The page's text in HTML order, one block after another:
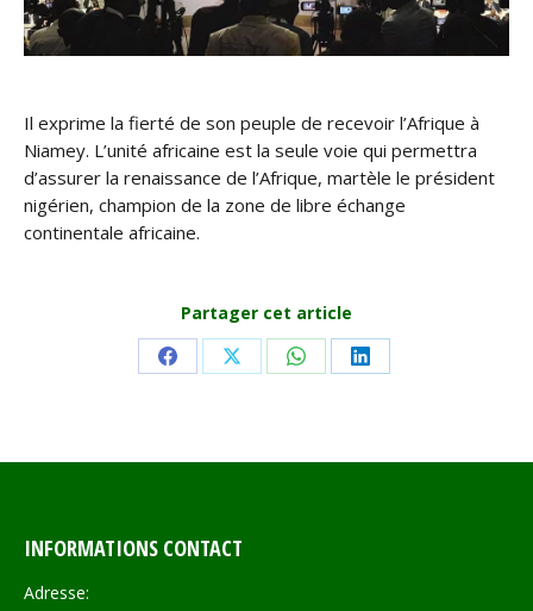
Il exprime la fierté de son peuple de recevoir l’Afrique à
Niamey. L’unité africaine est la seule voie qui permettra
d’assurer la renaissance de l’Afrique, martèle le président
nigérien, champion de la zone de libre échange
continentale africaine.
Partager cet article
Share Share Share Share
INFORMATIONS CONTACT
Adresse: